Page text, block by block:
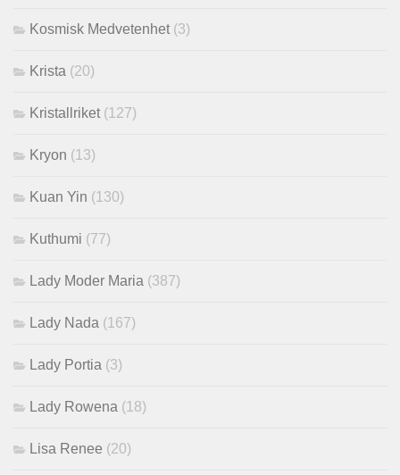
Kosmisk Medvetenhet (3)
Krista (20)
Kristallriket (127)
Kryon (13)
Kuan Yin (130)
Kuthumi (77)
Lady Moder Maria (387)
Lady Nada (167)
Lady Portia (3)
Lady Rowena (18)
Lisa Renee (20)